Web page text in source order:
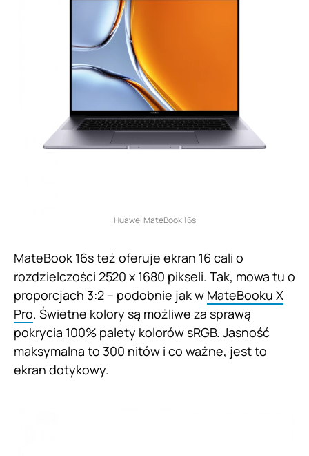
Huawei MateBook 16s
MateBook 16s też oferuje ekran 16 cali o
rozdzielczości 2520 x 1680 pikseli. Tak, mowa tu o
proporcjach 3:2 – podobnie jak w MateBooku X
Pro. Świetne kolory są możliwe za sprawą
pokrycia 100% palety kolorów sRGB. Jasność
maksymalna to 300 nitów i co ważne, jest to
ekran dotykowy.